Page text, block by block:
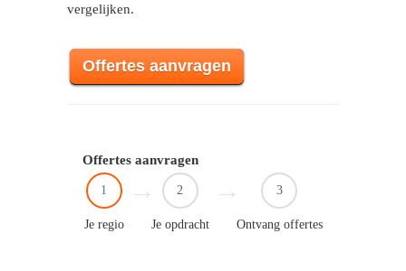
vergelijken.
Offertes aanvragen
Offertes aanvragen
1
Je regio
2
Je opdracht
3
Ontvang offertes